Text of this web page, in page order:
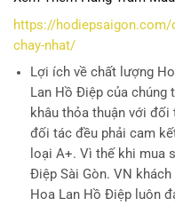
https://hodiepsaigon.com/
chay-nhat/
Lợi ích về chất lượng
Lan Hồ Điệp của
khâu thỏa thuận với
đối tác đều phải cam
loại A+. Vì thế khi mua
Điệp Sài Gòn. VN
Hoa Lan Hồ Điệp luôn